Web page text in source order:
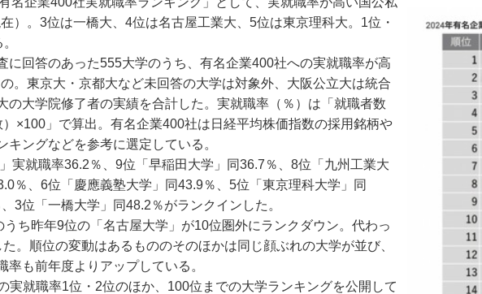
）。3位は一橋大、4位は名古屋工業大、5位は東京理科大。1位・
回答のあった555大学のうち、有名企業400社への実就職率が高
。東京大・京都大など未回答の大学は対象外、大阪公立大は統合
の大学院修了者の実績を合計した。実就職率（％）は「就職者数
×100」で算出。有名企業400社は日経平均株価指数の採用銘柄や
ングなどを参考に選定している。
就職率36.2％、9位「早稲田大学」同36.7％、8位「九州工業大
％、6位「慶應義塾大学」同43.9％、5位「東京理科大学」同
3位「一橋大学」同48.2％がランクインした。
ち昨年9位の「名古屋大学」が10位圏外にランクダウン。代わっ
。順位の変動はあるもののそのほかは同じ顔ぶれの大学が並び、
も前年度よりアップしている。
就職率1位・2位のほか、100位までの大学ランキングを公開して